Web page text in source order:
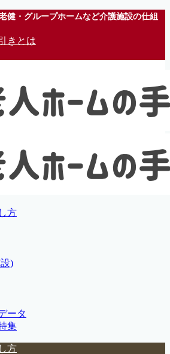
健・グループホームなど介護施設の仕組
きとは
方
)
ータ
集
方